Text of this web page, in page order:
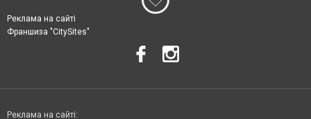
Реклама на сайті
Франшиза "CitySites"
Реклама на сайті: